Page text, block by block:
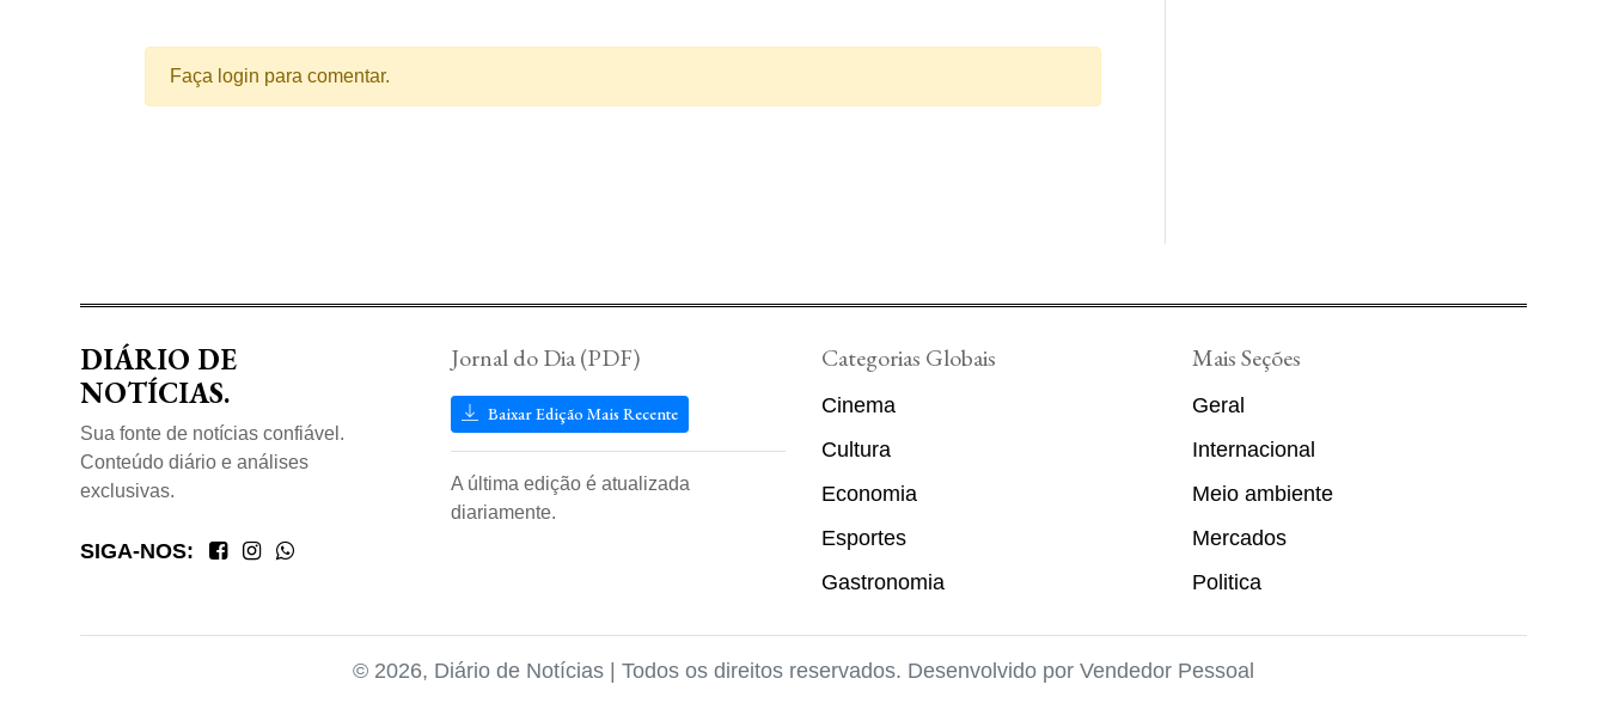
Faça login para comentar.
DIÁRIO DE
NOTÍCIAS.
Sua fonte de notícias confiável.
Conteúdo diário e análises
exclusivas.
SIGA-NOS:
Jornal do Dia (PDF)
Baixar Edição Mais Recente
A última edição é atualizada
diariamente.
Categorias Globais
Cinema
Cultura
Economia
Esportes
Gastronomia
Mais Seções
Geral
Internacional
Meio ambiente
Mercados
Politica
© 2026, Diário de Notícias | Todos os direitos reservados. Desenvolvido por Vendedor Pessoal